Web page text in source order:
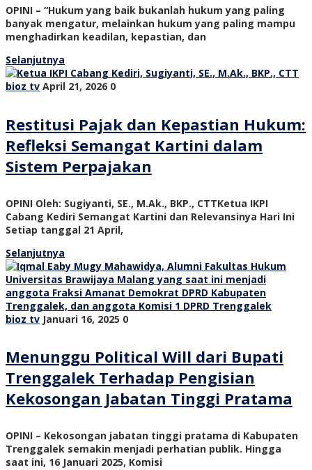
OPINI – “Hukum yang baik bukanlah hukum yang paling
banyak mengatur, melainkan hukum yang paling mampu
menghadirkan keadilan, kepastian, dan
Selanjutnya
bioz tv April 21, 2026 0
Restitusi Pajak dan Kepastian Hukum:
Refleksi Semangat Kartini dalam
Sistem Perpajakan
OPINI Oleh: Sugiyanti, SE., M.Ak., BKP., CTTKetua IKPI
Cabang Kediri Semangat Kartini dan Relevansinya Hari Ini
Setiap tanggal 21 April,
Selanjutnya
bioz tv Januari 16, 2025 0
Menunggu Political Will dari Bupati
Trenggalek Terhadap Pengisian
Kekosongan Jabatan Tinggi Pratama
OPINI – Kekosongan jabatan tinggi pratama di Kabupaten
Trenggalek semakin menjadi perhatian publik. Hingga
saat ini, 16 Januari 2025, Komisi